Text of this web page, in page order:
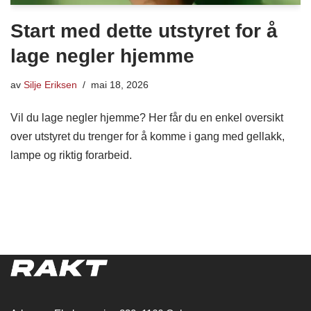
Start med dette utstyret for å
lage negler hjemme
av Silje Eriksen mai 18, 2026
Vil du lage negler hjemme? Her får du en enkel oversikt
over utstyret du trenger for å komme i gang med gellakk,
lampe og riktig forarbeid.